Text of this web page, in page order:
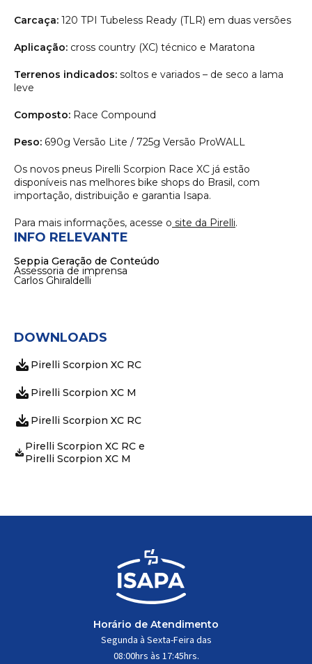
INFO RELEVANTE
Seppia Geração de Conteúdo
Assessoria de imprensa
Carlos Ghiraldelli
DOWNLOADS
Pirelli Scorpion XC RC
Pirelli Scorpion XC M
Pirelli Scorpion XC RC
Pirelli Scorpion XC RC e
Pirelli Scorpion XC M
Carcaça: 120 TPI Tubeless Ready (TLR) em duas versões
Aplicação: cross country (XC) técnico e Maratona
Terrenos indicados: soltos e variados – de seco a lama
leve
Composto: Race Compound
Peso: 690g Versão Lite / 725g Versão ProWALL
Os novos pneus Pirelli Scorpion Race XC já estão
disponíveis nas melhores bike shops do Brasil, com
importação, distribuição e garantia Isapa.
Para mais informações, acesse o site da Pirelli.
Horário de Atendimento
Segunda à Sexta-Feira das
08:00hrs às 17:45hrs.